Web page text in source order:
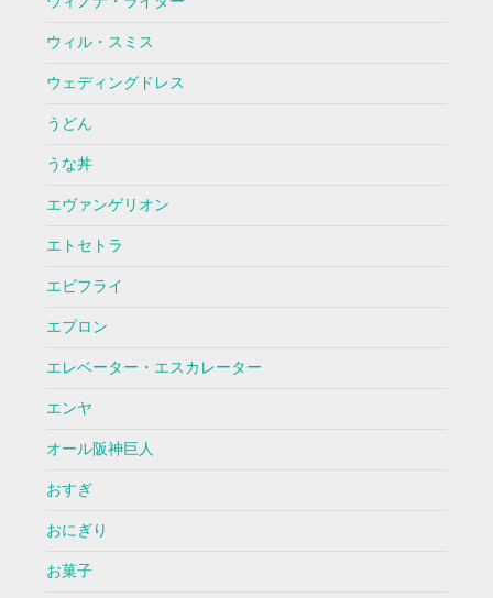
ウィル・スミス
ウェディングドレス
うどん
うな丼
エヴァンゲリオン
エトセトラ
エビフライ
エプロン
エレベーター・エスカレーター
エンヤ
オール阪神巨人
おすぎ
おにぎり
お菓子